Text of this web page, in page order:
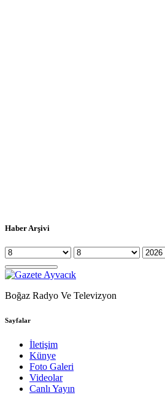
Haber Arşivi
Boğaz Radyo Ve Televizyon
Sayfalar
İletişim
Künye
Foto Galeri
Videolar
Canlı Yayın